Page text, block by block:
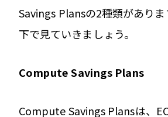
Savings Plansの2種類があり
下で見ていきましょう。
Compute Savings Plans
Compute Savings Plansは、